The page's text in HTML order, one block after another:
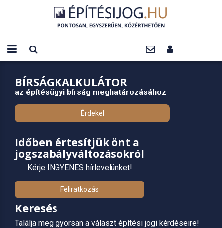
BÍRSÁGKALKULÁTOR
az építésügyi bírság meghatározásához
Érdekel
Időben értesítjük önt a
jogszabályváltozásokról
Kérje INGYENES hírlevelünket!
Feliratkozás
Keresés
Találja meg gyorsan a választ építési jogi kérdéseire!